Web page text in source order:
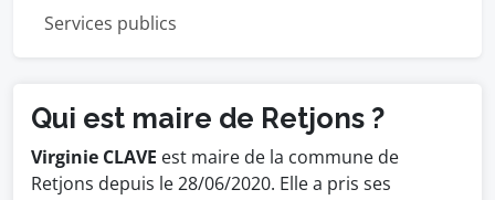
Services publics
Qui est maire de Retjons ?
Virginie CLAVE est maire de la commune de
Retjons depuis le 28/06/2020. Elle a pris ses